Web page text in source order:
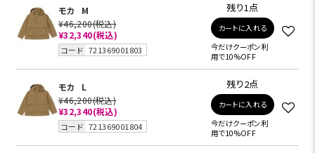
モカ
M
¥46,200(税込)
¥32,340(税込)
コード 721369001803
残り1点
カートに入れる
今だけクーポン利
用で10%OFF
モカ
L
¥46,200(税込)
¥32,340(税込)
コード 721369001804
残り2点
カートに入れる
今だけクーポン利
用で10%OFF